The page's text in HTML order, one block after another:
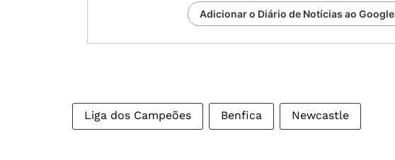
Adicionar o Diário de Notícias ao Google
Liga dos Campeões Benfica Newcastle